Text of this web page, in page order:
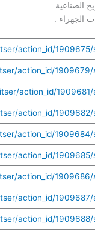
الصناعية
الجهراء .
action_id/1909675/
action_id/1909679/
action_id/1909681/
action_id/1909682/
action_id/1909684/
action_id/1909685/
action_id/1909686/
action_id/1909687/
action_id/1909688/